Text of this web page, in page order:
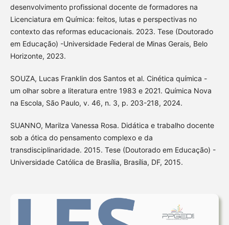
desenvolvimento profissional docente de formadores na
Licenciatura em Química: feitos, lutas e perspectivas no
contexto das reformas educacionais. 2023. Tese (Doutorado
em Educação) -Universidade Federal de Minas Gerais, Belo
Horizonte, 2023.
SOUZA, Lucas Franklin dos Santos et al. Cinética química -
um olhar sobre a literatura entre 1983 e 2021. Química Nova
na Escola, São Paulo, v. 46, n. 3, p. 203-218, 2024.
SUANNO, Marilza Vanessa Rosa. Didática e trabalho docente
sob a ótica do pensamento complexo e da
transdisciplinaridade. 2015. Tese (Doutorado em Educação) -
Universidade Católica de Brasília, Brasília, DF, 2015.